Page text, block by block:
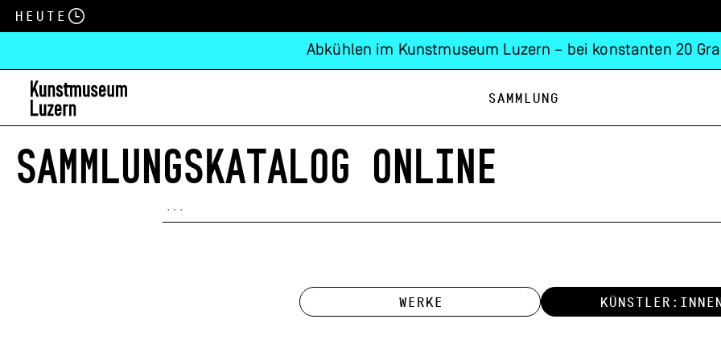
Heute
Abkühlen im Kunstmuseum Luzern – bei konstanten 20
Sammlung
SAMMLUNGSKATALOG ONLINE
WERKE